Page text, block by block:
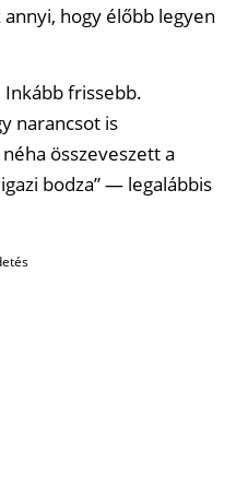
hogy élőbb legyen
Inkább frissebb.
narancsot is
összeveszett a
bodza” — legalábbis